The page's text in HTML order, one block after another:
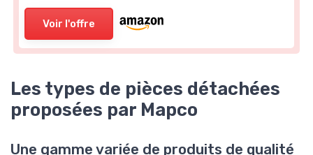
Voir l'offre
Les types de pièces détachées
proposées par Mapco
Une gamme variée de produits de qualité